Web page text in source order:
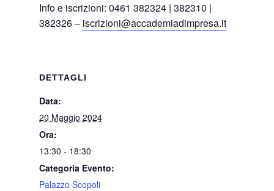
Info e iscrizioni: 0461 382324 | 382310 |
382326 – iscrizioni@accademiadimpresa.it
DETTAGLI
Data:
20 Maggio 2024
Ora:
13:30 - 18:30
Categoria Evento:
Palazzo Scopoli